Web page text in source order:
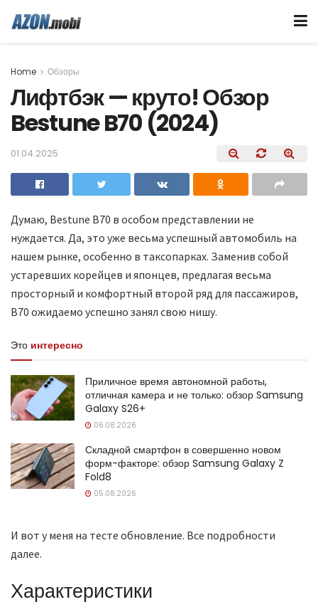
Home Обзоры
Лифтбэк — круто! Обзор
Bestune B70 (2024)
01.04.2025
Думаю, Bestune B70 в особом представлении не
нуждается. Да, это уже весьма успешный автомобиль на
нашем рынке, особенно в таксопарках. Заменив собой
устаревших корейцев и японцев, предлагая весьма
просторный и комфортный второй ряд для пассажиров,
B70 ожидаемо успешно занял свою нишу.
Это интересно
Приличное время автономной работы,
отличная камера и не только: обзор Samsung
Galaxy S26+
06.08.2026
Складной смартфон в совершенно новом
форм-факторе: обзор Samsung Galaxy Z
Fold8
05.08.2026
И вот у меня на тесте обновление. Все подробности
далее.
Характеристики